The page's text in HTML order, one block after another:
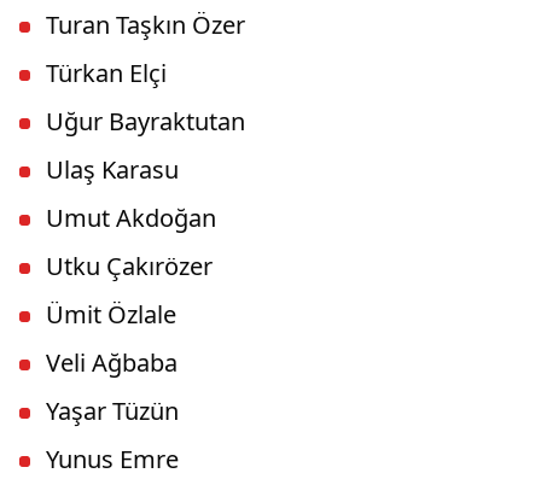
Turan Taşkın Özer
Türkan Elçi
Uğur Bayraktutan
Ulaş Karasu
Umut Akdoğan
Utku Çakırözer
Ümit Özlale
Veli Ağbaba
Yaşar Tüzün
Yunus Emre